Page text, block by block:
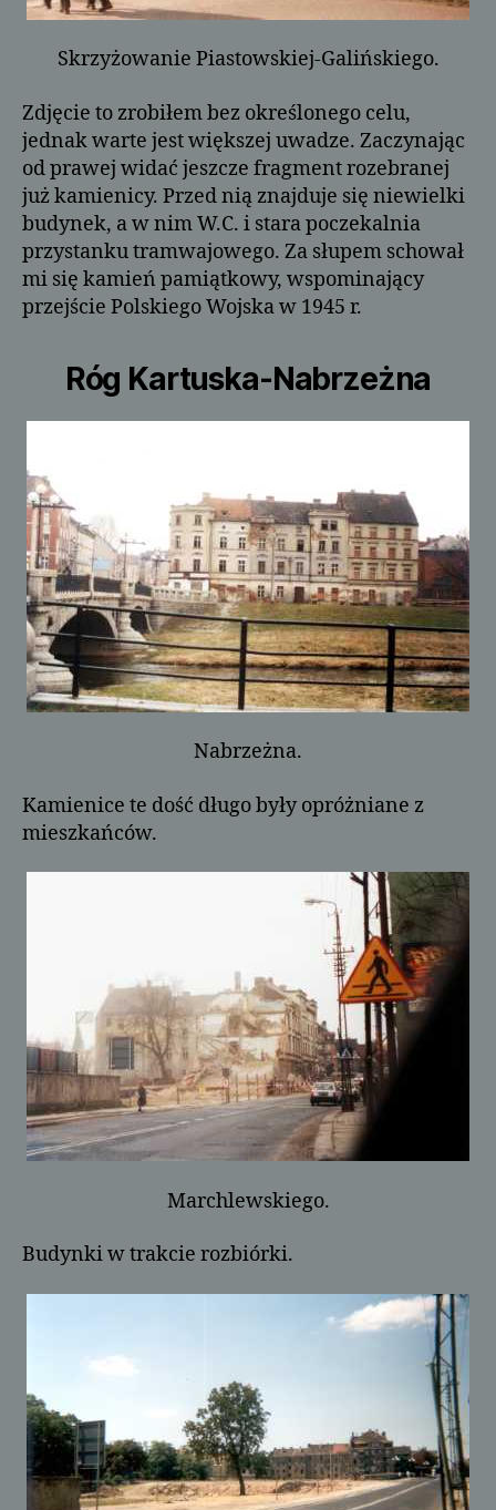
Skrzyżowanie Piastowskiej-Galińskiego.
Zdjęcie to zrobiłem bez określonego celu,
jednak warte jest większej uwadze. Zaczynając
od prawej widać jeszcze fragment rozebranej
już kamienicy. Przed nią znajduje się niewielki
budynek, a w nim W.C. i stara poczekalnia
przystanku tramwajowego. Za słupem schował
mi się kamień pamiątkowy, wspominający
przejście Polskiego Wojska w 1945 r.
Róg Kartuska-Nabrzeżna
Nabrzeżna.
Kamienice te dość długo były opróżniane z
mieszkańców.
Marchlewskiego.
Budynki w trakcie rozbiórki.